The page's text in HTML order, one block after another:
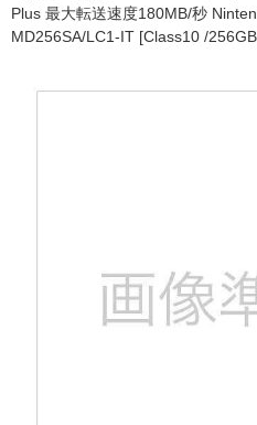
Plus 最大転送速度180MB/秒
MD256SA/LC1-IT [Class10 /